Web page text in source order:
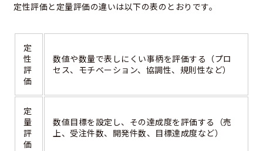
定性評価と定量評価の違いは以下の表のとおりです。
定
性
評
価
数値や数量で表しにくい事柄を評価する（プロ
セス、モチベーション、協調性、規則性など）
定
量
評
価
数値目標を設定し、その達成度を評価する（売
上、受注件数、開発件数、目標達成度など）